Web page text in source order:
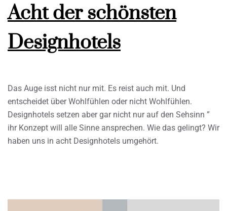
Acht der schönsten
Designhotels
Das Auge isst nicht nur mit. Es reist auch mit. Und
entscheidet über Wohlfühlen oder nicht Wohlfühlen.
Designhotels setzen aber gar nicht nur auf den Sehsinn ”
ihr Konzept will alle Sinne ansprechen. Wie das gelingt? Wir
haben uns in acht Designhotels umgehört.